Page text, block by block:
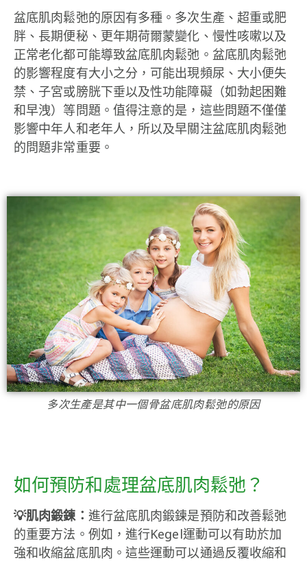
盆底肌肉鬆弛的原因有多種。多次生產、超重或肥
胖、長期便秘、更年期荷爾蒙變化、慢性咳嗽以及
正常老化都可能導致盆底肌肉鬆弛。盆底肌肉鬆弛
的影響程度有大小之分，可能出現頻尿、大小便失
禁、子宮或膀胱下垂以及性功能障礙（如勃起困難
和早洩）等問題。值得注意的是，這些問題不僅僅
影響中年人和老年人，所以及早關注盆底肌肉鬆弛
的問題非常重要。
多次生產是其中一個骨盆底肌肉鬆弛的原因
如何預防和處理盆底肌肉鬆弛？
💡肌肉鍛鍊： 進行盆底肌肉鍛鍊是預防和改善鬆弛
的重要方法。例如，進行Kegel運動可以有助於加
強和收縮盆底肌肉。這些運動可以通過反覆收縮和